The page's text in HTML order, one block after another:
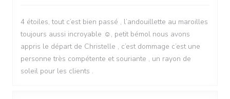
4 étoiles, tout c’est bien passé , l’andouillette au maroilles
toujours aussi incroyable ☺️, petit bémol nous avons
appris le départ de Christelle , c’est dommage c’est une
personne très compétente et souriante , un rayon de
soleil pour les clients .